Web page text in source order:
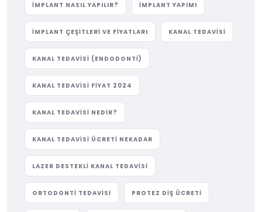
IMPLANT NASIL YAPILIR? IMPLANT YAPIMI
IMPLANT ÇEŞITLERI VE FIYATLARI KANAL TEDAVISI
KANAL TEDAVISI (ENDODONTI)
KANAL TEDAVISI FIYAT 2024
KANAL TEDAVISI NEDIR?
KANAL TEDAVISI ÜCRETI NEKADAR
LAZER DESTEKLI KANAL TEDAVISI
ORTODONTI TEDAVISI PROTEZ DIŞ ÜCRETI